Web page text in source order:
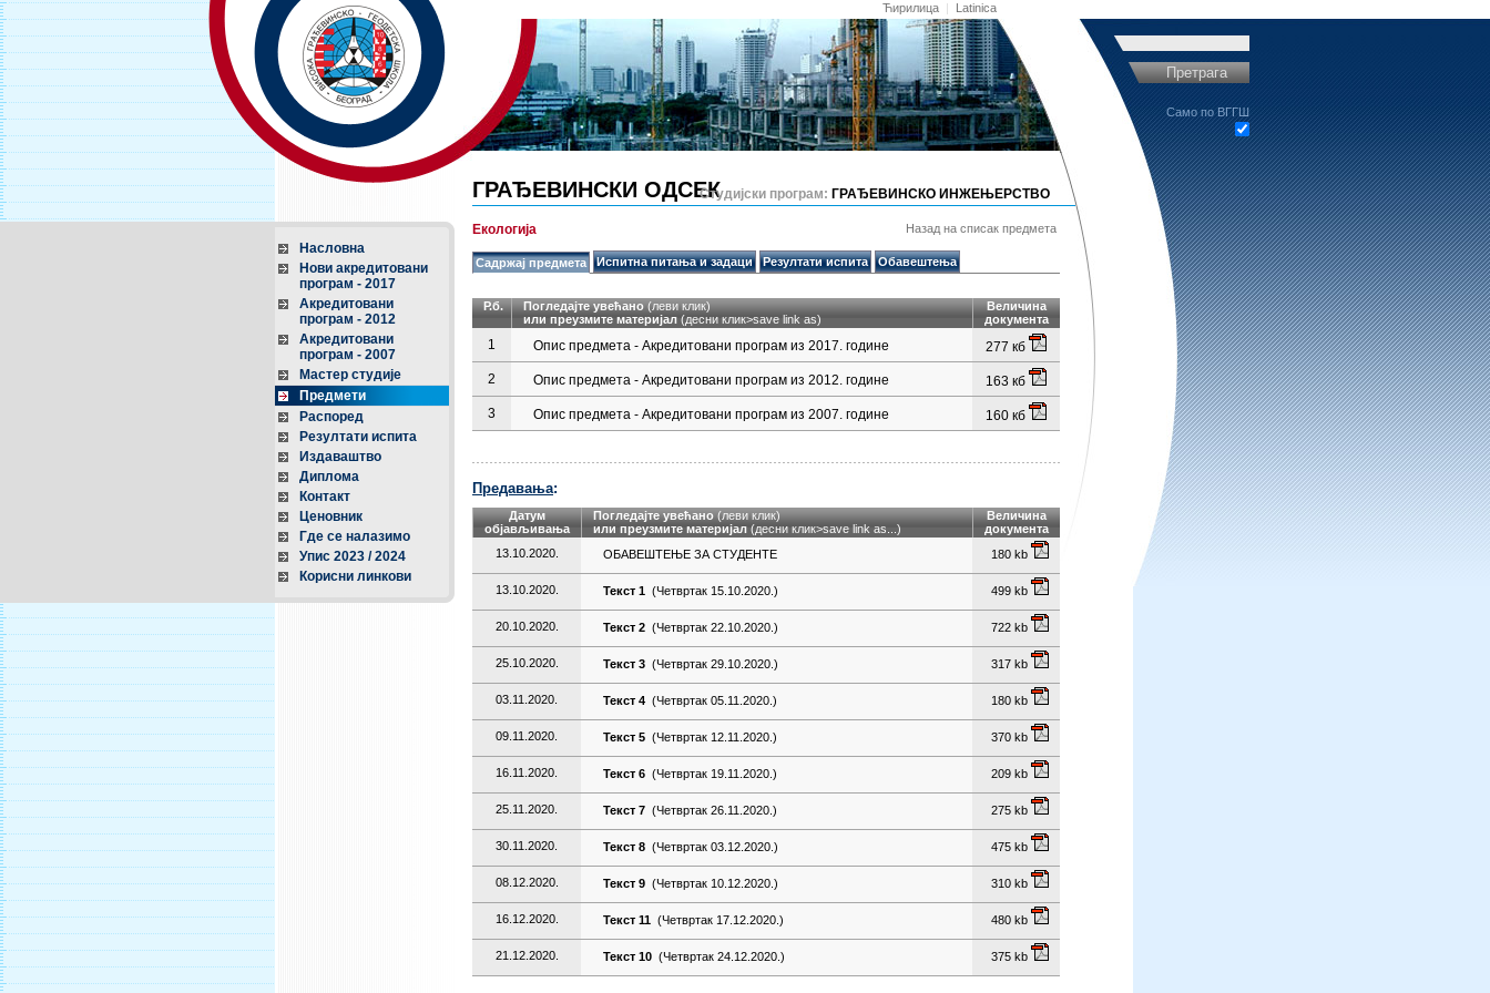
Ћирилица | Latinica
ГРАЂЕВИНСКИ ОДСЕКСтудијски програм: ГРАЂЕВИНСКО ИНЖЕЊЕРСТВО
Претрага
Само по ВГГШ
Насловна
Нови акредитовани
програм - 2017
Акредитовани
програм - 2012
Акредитовани
програм - 2007
Мастер студије
Предмети
Распоред
Резултати испита
Издаваштво
Диплома
Контакт
Ценовник
Где се налазимо
Упис 2023 / 2024
Корисни линкови
Назад на списак предмета
Екологија
Садржај предмета Испитна питања и задаци Резултати испита Обавештења
Р.б. Погледајте увећано(леви клик)
или преузмите материјал (десни клик>save link as)
Величина
документа
1 Опис предмета - Акредитовани програм из 2017. године 277 кб
2 Опис предмета - Акредитовани програм из 2012. године 163 кб
3 Опис предмета - Акредитовани програм из 2007. године 160 кб
Предавања:
Датум
објављивања
Погледајте увећано(леви клик)
или преузмите материјал (десни клик>save link as ...)
Величина
документа
13.10.2020.
ОБАВЕШТЕЊЕ ЗА СТУДЕНТЕ 180 kb
13.10.2020. Текст 1 (Четвртак 15.10.2020.) 499 kb
20.10.2020. Текст 2 (Четвртак 22.10.2020.) 722 kb
25.10.2020. Текст 3 (Четвртак 29.10.2020.) 317 kb
03.11.2020. Текст 4 (Четвртак 05.11.2020.) 180 kb
09.11.2020. Текст 5 (Четвртак 12.11.2020.) 370 kb
16.11.2020. Текст 6 (Четвртак 19.11.2020.) 209 kb
25.11.2020. Текст 7 (Четвртак 26.11.2020.) 275 kb
30.11.2020. Текст 8 (Четвртак 03.12.2020.) 475 kb
08.12.2020. Текст 9 (Четвртак 10.12.2020.) 310 kb
16.12.2020. Текст 11 (Четвртак 17.12.2020.) 480 kb
21.12.2020. Текст 10 (Четвртак 24.12.2020.) 375 kb